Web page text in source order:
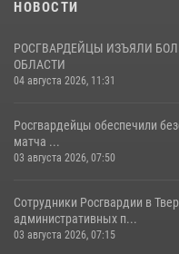
НОВОСТИ
РОСГВАРДЕЙЦЫ ИЗЪЯЛИ
ОБЛАСТИ
04 августа 2026, 11:31
Росгвардейцы обеспечили
матча ...
03 августа 2026, 07:50
Сотрудники Росгвардии в
административных п...
03 августа 2026, 07:15